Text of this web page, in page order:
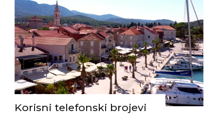
Korisni telefonski brojevi